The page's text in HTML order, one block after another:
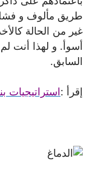
طريق مألوف و
غير من الحالة
أسوأ. و لهذا أنت
السابق.
إقرأ : استراتيجيات